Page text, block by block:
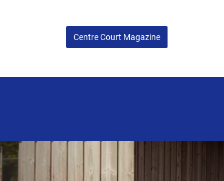
Centre Court Magazine